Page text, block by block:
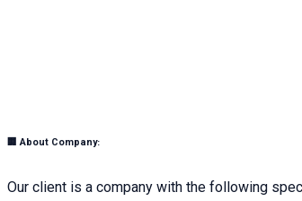
🏢 About Company:
Our client is a company with the following